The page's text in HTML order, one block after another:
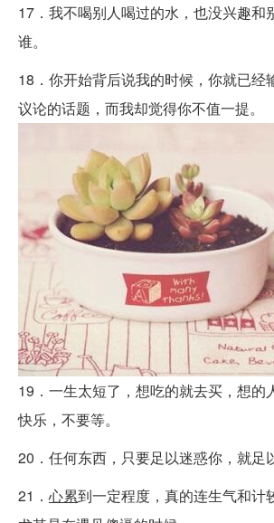
17．我不喝别人喝过的水，也没兴趣和
谁。
18．你开始背后说我的时候，你就已经
议论的话题，而我却觉得你不值一提。
19．一生太短了，想吃的就去买，想的
快乐，不要等。
20．任何东西，只要足以迷惑你，就足
21． 心累到一定程度，真的连生气和计